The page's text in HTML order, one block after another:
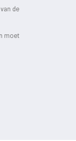
de
moet